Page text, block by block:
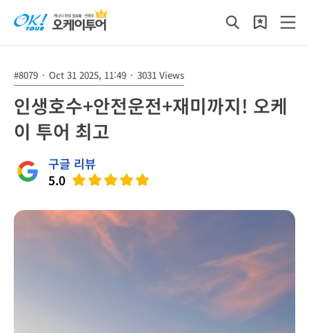
#8079 · Oct 31 2025, 11:49 · 3031 Views
인생호수+안전운전+재미까지! 오케
이 투어 최고
구글 리뷰
5.0